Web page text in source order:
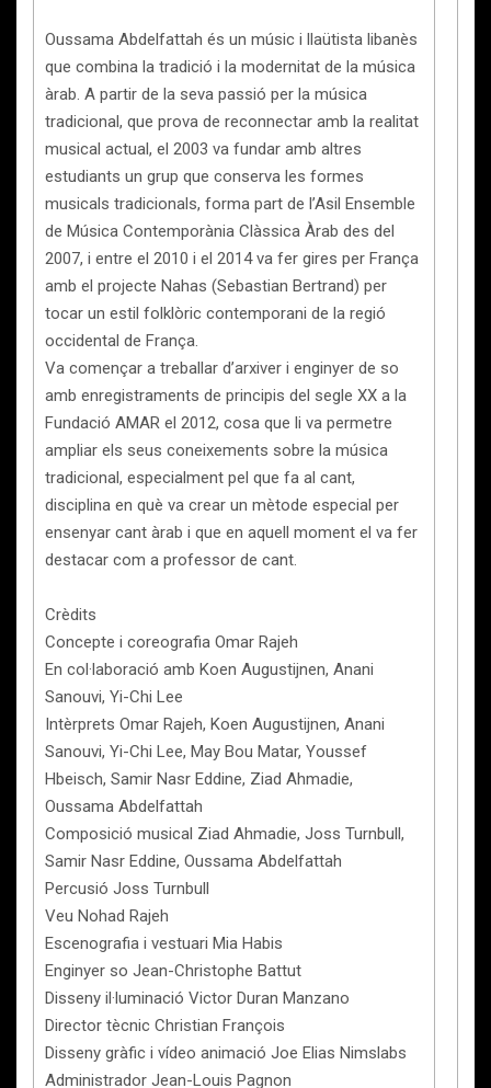
Oussama Abdelfattah és un músic i llaütista libanès
que combina la tradició i la modernitat de la música
àrab. A partir de la seva passió per la música
tradicional, que prova de reconnectar amb la realitat
musical actual, el 2003 va fundar amb altres
estudiants un grup que conserva les formes
musicals tradicionals, forma part de l’Asil Ensemble
de Música Contemporània Clàssica Àrab des del
2007, i entre el 2010 i el 2014 va fer gires per França
amb el projecte Nahas (Sebastian Bertrand) per
tocar un estil folklòric contemporani de la regió
occidental de França.
Va començar a treballar d’arxiver i enginyer de so
amb enregistraments de principis del segle XX a la
Fundació AMAR el 2012, cosa que li va permetre
ampliar els seus coneixements sobre la música
tradicional, especialment pel que fa al cant,
disciplina en què va crear un mètode especial per
ensenyar cant àrab i que en aquell moment el va fer
destacar com a professor de cant.
Crèdits
Concepte i coreografia Omar Rajeh
En col·laboració amb Koen Augustijnen, Anani
Sanouvi, Yi-Chi Lee
Intèrprets Omar Rajeh, Koen Augustijnen, Anani
Sanouvi, Yi-Chi Lee, May Bou Matar, Youssef
Hbeisch, Samir Nasr Eddine, Ziad Ahmadie,
Oussama Abdelfattah
Composició musical Ziad Ahmadie, Joss Turnbull,
Samir Nasr Eddine, Oussama Abdelfattah
Percusió Joss Turnbull
Veu Nohad Rajeh
Escenografia i vestuari Mia Habis
Enginyer so Jean-Christophe Battut
Disseny il·luminació Victor Duran Manzano
Director tècnic Christian François
Disseny gràfic i vídeo animació Joe Elias Nimslabs
Administrador Jean-Louis Pagnon